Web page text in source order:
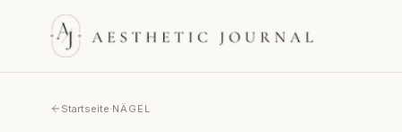
Startseite·NÄGEL